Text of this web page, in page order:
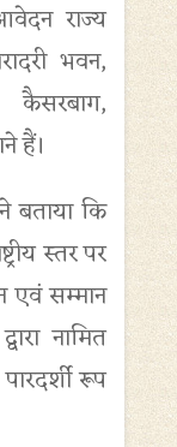
राज्य
भवन,
हैं।
बताया कि
स्तर पर
एवं सम्मान
नामित
रूप